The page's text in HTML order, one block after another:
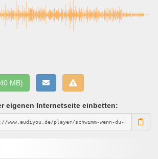
MB)
eigenen Internetseite einbetten: